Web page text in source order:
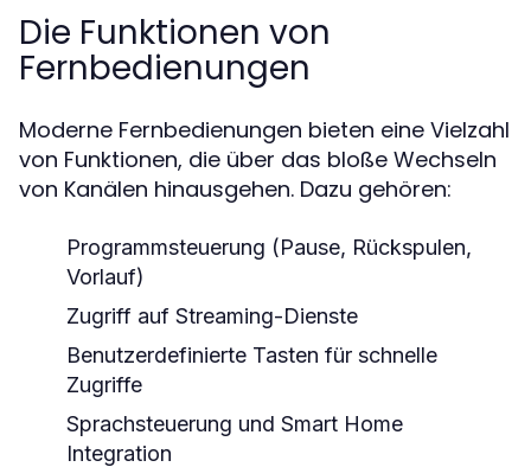
Die Funktionen von
Fernbedienungen
Moderne Fernbedienungen bieten eine Vielzahl
von Funktionen, die über das bloße Wechseln
von Kanälen hinausgehen. Dazu gehören:
Programmsteuerung (Pause, Rückspulen,
Vorlauf)
Zugriff auf Streaming-Dienste
Benutzerdefinierte Tasten für schnelle
Zugriffe
Sprachsteuerung und Smart Home
Integration